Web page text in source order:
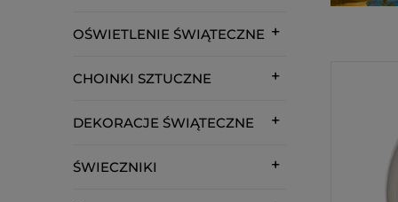
OŚWIETLENIE ŚWIĄTECZNE
CHOINKI SZTUCZNE
DEKORACJE ŚWIĄTECZNE
ŚWIECZNIKI